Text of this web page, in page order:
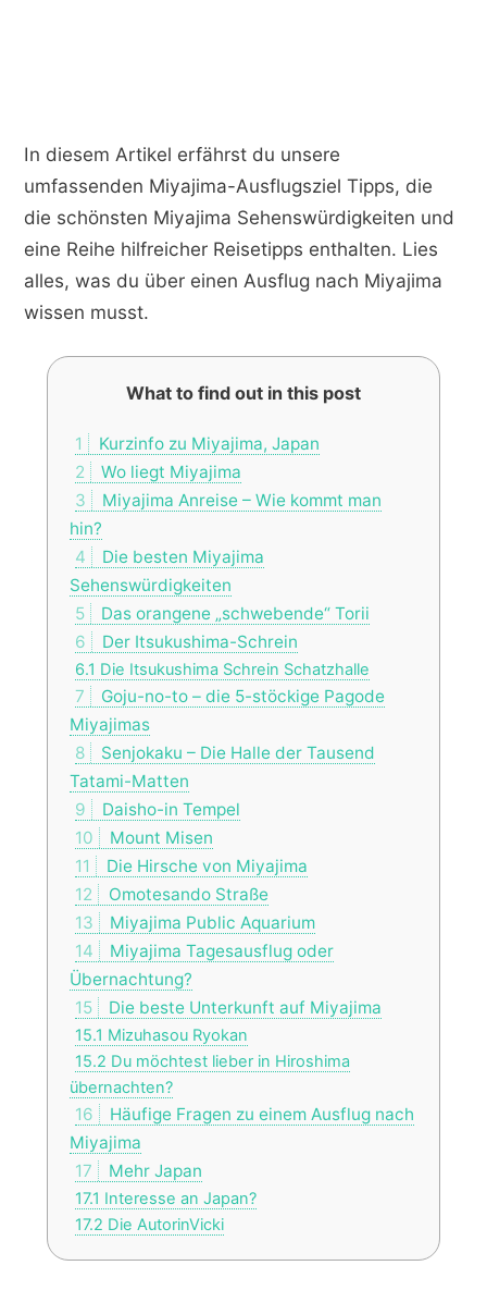
In diesem Artikel erfährst du unsere
umfassenden Miyajima-Ausflugsziel Tipps, die
die schönsten Miyajima Sehenswürdigkeiten und
eine Reihe hilfreicher Reisetipps enthalten. Lies
alles, was du über einen Ausflug nach Miyajima
wissen musst.
What to find out in this post
1
Kurzinfo zu Miyajima, Japan
2
Wo liegt Miyajima
3
Miyajima Anreise – Wie kommt man
hin?
4
Die besten Miyajima
Sehenswürdigkeiten
5
Das orangene „schwebende“ Torii
6
Der Itsukushima-Schrein
6.1 Die Itsukushima Schrein Schatzhalle
7
Goju-no-to – die 5-stöckige Pagode
Miyajimas
8
Senjokaku – Die Halle der Tausend
Tatami-Matten
9
Daisho-in Tempel
10
Mount Misen
11
Die Hirsche von Miyajima
12
Omotesando Straße
13
Miyajima Public Aquarium
14
Miyajima Tagesausflug oder
Übernachtung?
15
Die beste Unterkunft auf Miyajima
15.1 Mizuhasou Ryokan
15.2 Du möchtest lieber in Hiroshima
übernachten?
16
Häufige Fragen zu einem Ausflug nach
Miyajima
17
Mehr Japan
17.1 Interesse an Japan?
17.2 Die AutorinVicki